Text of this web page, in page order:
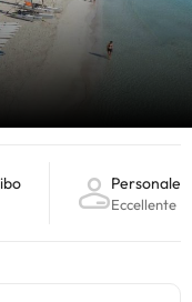
Personale
Eccellente